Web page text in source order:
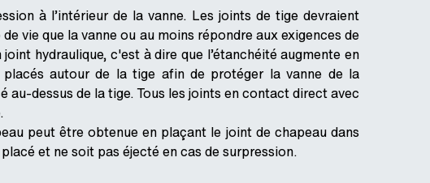
à l’intérieur de la vanne. Les joints de tige devraient
vie que la vanne ou au moins répondre aux exigences de
hydraulique, c'est à dire que l’étanchéité augmente en
autour de la tige afin de protéger la vanne de la
dessus de la tige. Tous les joints en contact direct avec
peut être obtenue en plaçant le joint de chapeau dans
et ne soit pas éjecté en cas de surpression.